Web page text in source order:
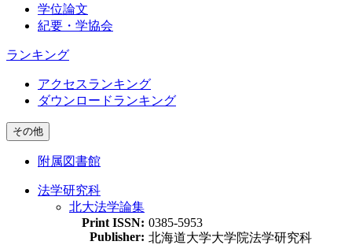
学位論文
紀要・学協会
ランキング
アクセスランキング
ダウンロードランキング
その他
附属図書館
法学研究科
北大法学論集
Print ISSN: 0385-5953
Publisher: 北海道大学大学院法学研究科